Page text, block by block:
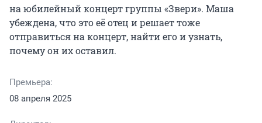
на юбилейный концерт группы «Звери». Маша
убеждена, что это её отец и решает тоже
отправиться на концерт, найти его и узнать,
почему он их оставил.
Премьера:
08 апреля 2025